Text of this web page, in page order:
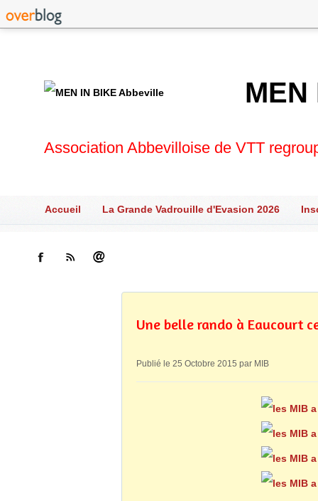
Association Abbevilloise de VTT
Accueil La Grande Vadrouille d'Evasion 2026
Une belle rando à Eaucourt
Publié le 25 Octobre 2015 par MIB